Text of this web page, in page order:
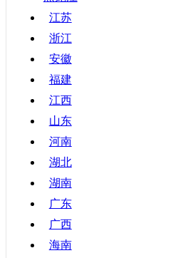
甘肃
青海
宁夏
新疆
香港
澳门
台湾
江苏
浙江
安徽
福建
江西
山东
河南
湖北
湖南
广东
广西
海南